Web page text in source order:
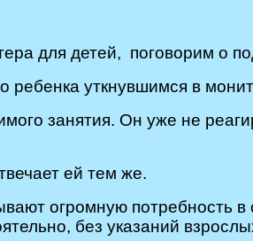
для детей, поговорим о
ребенка уткнувшимся в
занятия. Он уже не
ей тем же.
огромную
без указаний